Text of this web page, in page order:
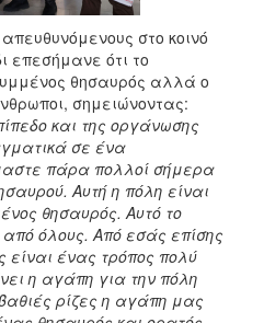
στο κοινό
επεσήμανε ότι το
θησαυρός αλλά ο
σημειώνοντας:
και της οργάνωσης
σε ένα
πάρα πολλοί σήμερα
Αυτή η πόλη είναι
θησαυρός. Αυτό το
όλους. Από εσάς επίσης
είναι ένας τρόπος πολύ
η αγάπη για την πόλη
ρίζες η αγάπη μας